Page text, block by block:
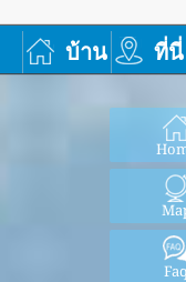
บ้าน ที่นี่